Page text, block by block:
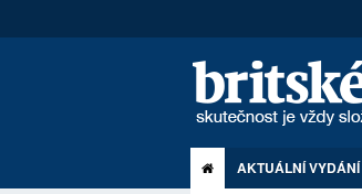
AKTUÁLNÍ VYDÁNÍ